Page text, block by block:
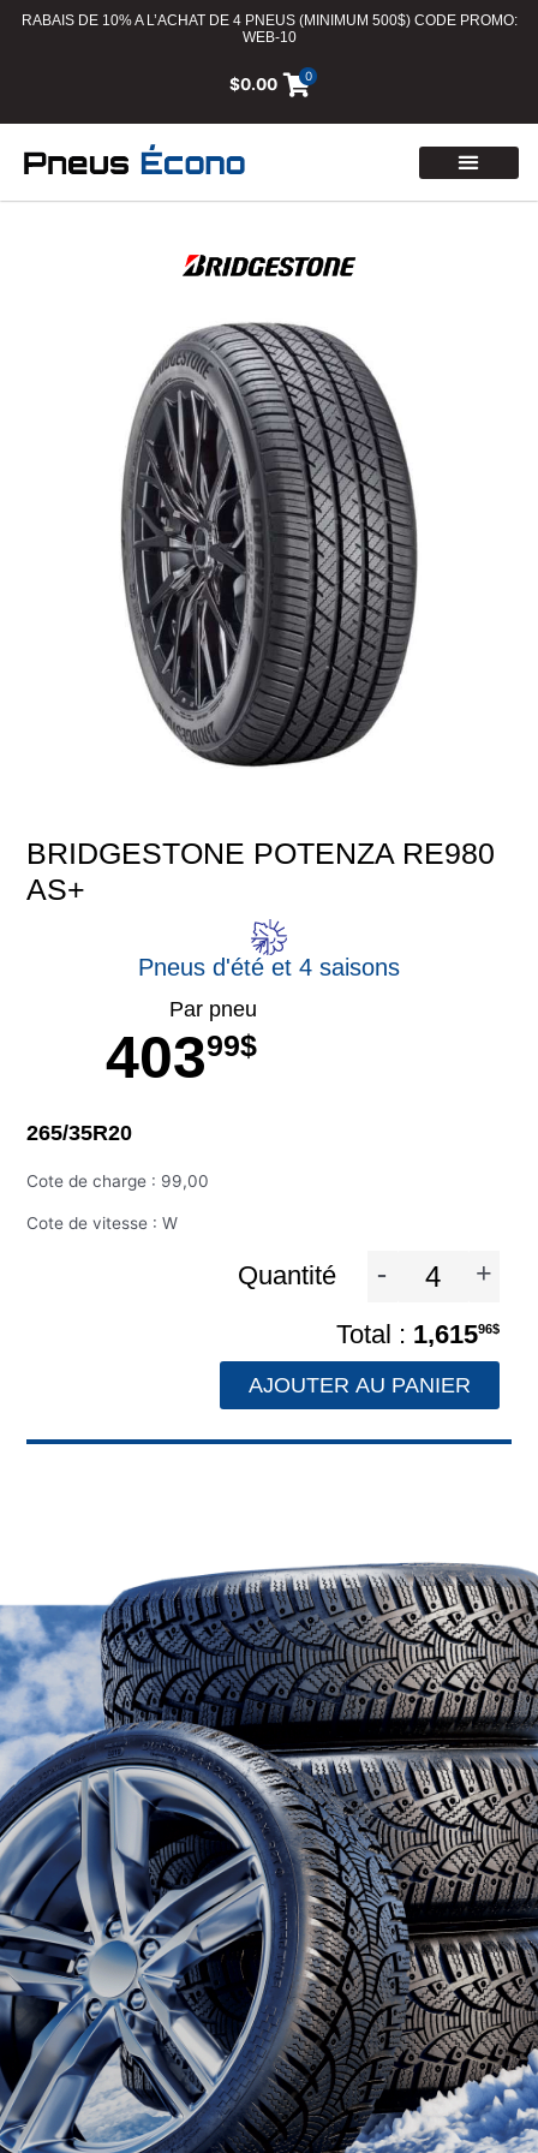
RABAIS DE 10% A L’ACHAT DE 4 PNEUS (MINIMUM 500$) CODE PROMO:
WEB-10
$0.00 0
BRIDGESTONE POTENZA RE980
AS+
Pneus d'été et 4 saisons
Par pneu
40399$
265/35R20
Cote de charge : 99,00
Cote de vitesse : W
Quantité - +
1,61596$
AJOUTER AU PANIER